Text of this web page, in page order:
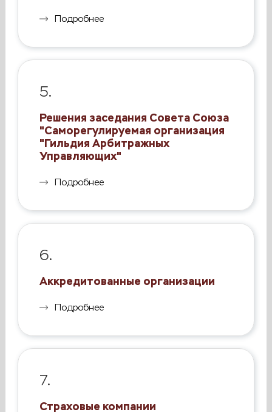
Подробнее
5.
Решения заседания Совета Союза
"Саморегулируемая организация
"Гильдия Арбитражных
Управляющих"
Подробнее
6.
Аккредитованные организации
Подробнее
7.
Страховые компании